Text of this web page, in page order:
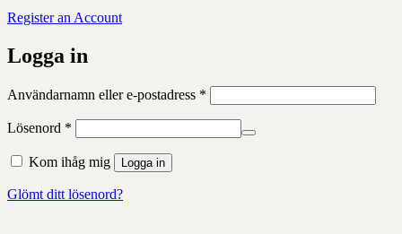
Register an Account
Logga in
Användarnamn eller e-postadress *
Lösenord *
Kom ihåg mig Logga in
Glömt ditt lösenord?